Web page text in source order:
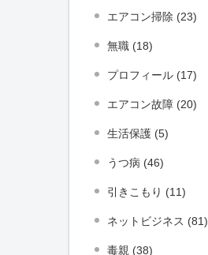
エアコン掃除 (23)
無職 (18)
プロフィール (17)
エアコン故障 (20)
生活保護 (5)
うつ病 (46)
引きこもり (11)
ネットビジネス (81)
毒親 (38)